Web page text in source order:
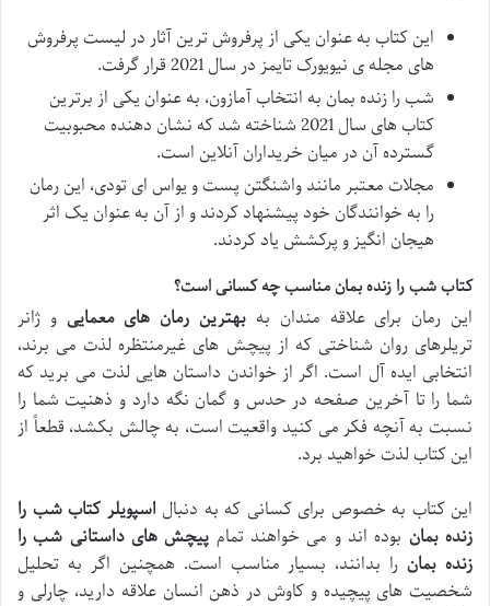
این کتاب به عنوان یکی از پرفروش ترین آثار در لیست پرفروش
های مجله ی نیویورک تایمز در سال 2021 قرار گرفت.
شب را زنده بمان به انتخاب آمازون، به عنوان یکی از برترین
کتاب های سال 2021 شناخته شد که نشان دهنده محبوبیت
گسترده آن در میان خریداران آنلاین است.
مجلات معتبر مانند واشنگتن پست و یواس ای تودی، این رمان
را به خوانندگان خود پیشنهاد کردند و از آن به عنوان یک اثر
هیجان انگیز و پرکشش یاد کردند.
کتاب شب را زنده بمان مناسب چه کسانی است؟
این رمان برای علاقه مندان به بهترین رمان های معمایی و ژانر
تریلرهای روان شناختی که از پیچش های غیرمنتظره لذت می برند،
انتخابی ایده آل است. اگر از خواندن داستان هایی لذت می برید که
شما را تا آخرین صفحه در حدس و گمان نگه دارد و ذهنیت شما را
نسبت به آنچه فکر می کنید واقعیت است، به چالش بکشد، قطعاً از
این کتاب لذت خواهید برد.
این کتاب به خصوص برای کسانی که به دنبال اسپویلر کتاب شب را
زنده بمان بوده اند و می خواهند تمام پیچش های داستانی شب را
زنده بمانرا بدانند، بسیار مناسب است. همچنین اگر به تحلیل
شخصیت های پیچیده و کاوش در ذهن انسان علاقه دارید، چارلی و